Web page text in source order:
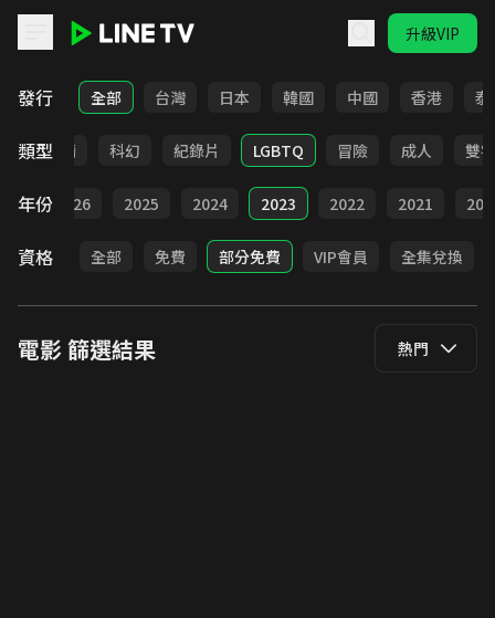
升級VIP
LINE TV - 電影
發行 全部 台灣 日本 韓國 中國 香港 泰
類型劇情 科幻 紀錄片 LGBTQ 冒險 成人 雙
年份
部 2026 2025 2024 2023 2022 2021
資格 全部 免費 部分免費 VIP會員 全集兌換
電影篩選結果 熱門